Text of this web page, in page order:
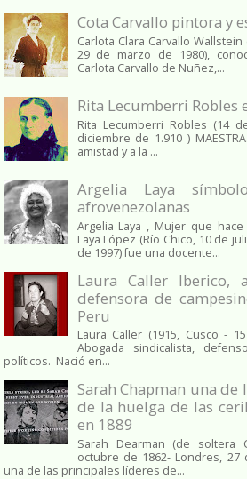
Cota Carvallo pintora y
Carlota Clara Carvallo
29 de marzo de 1980),
Carlota Carvallo de Nuñez,...
Rita Lecumberri Robles
Rita Lecumberri Robles (14
diciembre de 1.910 )
amistad y a la ...
Argelia Laya
afrovenezolanas
Argelia Laya , Mujer que
Laya López (Río Chico, 10 de
de 1997) fue una docente...
Laura Caller Iberico,
defensora de
Peru
Laura Caller (1915, Cusco -
Abogada sindicalista,
políticos. Nació en...
Sarah Chapman una
de la huelga de las
en 1889
Sarah Dearman (de soltera
octubre de 1862​- Londres,
una de las principales líderes de...